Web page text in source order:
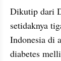
Dikutip dari
setidaknya
Indonesia di
diabetes